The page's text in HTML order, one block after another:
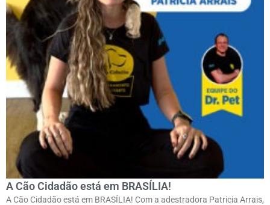
A Cão Cidadão está em BRASÍLIA!
A Cão Cidadão está em BRASÍLIA! Com a adestradora Patricia Arrais,